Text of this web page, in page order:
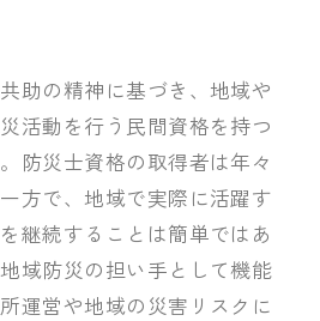
保護者等の皆さま
助の精神に基づき、地域や
活動を行う民間資格を持つ
防災士資格の取得者は年々
方で、地域で実際に活躍す
継続することは簡単ではあ
域防災の担い手として機能
運営や地域の災害リスクに